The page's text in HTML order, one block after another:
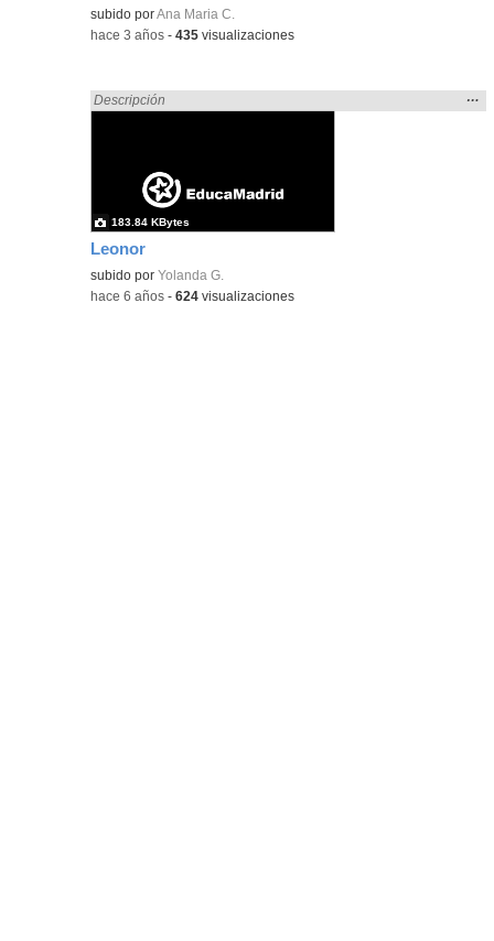
Contenido educativo.
subido porAna Maria C.
-hace 3 años -435 visualizaciones
Leonor
Encontrado «sumar» en:
Descripción
la
…
subido porYolanda G.
183.84 KBytes
-hace 6 años -624 visualizaciones